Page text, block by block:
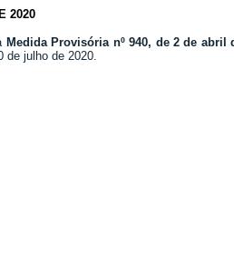
2020
Medida Provisória nº 940, de 2 de abril
de julho de 2020.